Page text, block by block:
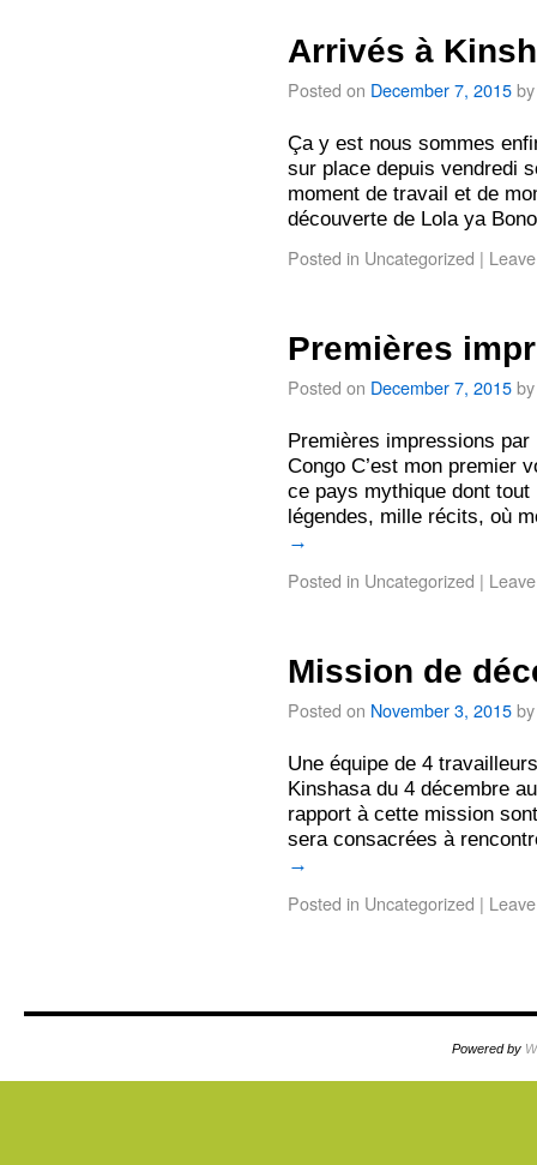
Arrivés à
Posted on December 7, 2015by
Ça y est nous sommes
sur place depuis vendredi
moment de travail et de
découverte de Lola ya
Posted in Uncategorized |
Premières
Posted on December 7, 2015by
Premières impressions
Congo C’est mon premier
ce pays mythique dont
légendes, mille récits, où
→
Posted in Uncategorized |
Mission de
Posted on November 3, 2015by
Une équipe de 4
Kinshasa du 4 décembre
rapport à cette mission
sera consacrées à
→
Posted in Uncategorized |
Powered by